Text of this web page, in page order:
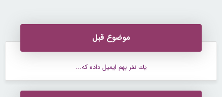
موضوع قبل
يك نفر بهم ايميل داده كه...